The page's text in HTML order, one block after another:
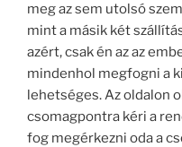
meg az sem utolsó
mint a másik két
azért, csak én az az
mindenhol megfogni a
lehetséges. Az oldalon
csomagpontra kéri a
fog megérkezni oda a